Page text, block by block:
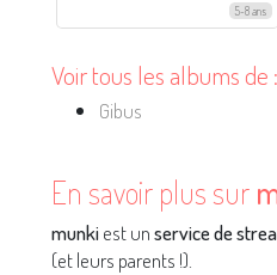
5-8 ans
Voir tous les albums de :
Gibus
En savoir plus sur
munkiest unservice de
(et leurs parents !).